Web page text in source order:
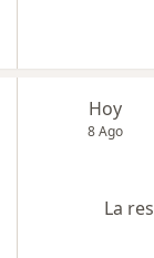
Hoy
8 Ago
La